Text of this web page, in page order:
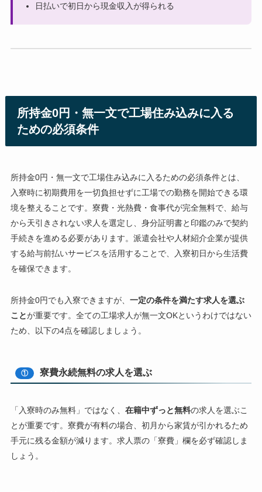
日払いで初日から現金収入が得られる
所持金0円・無一文で工場住み込みに入る
ための必須条件
所持金0円・無一文で工場住み込みに入るための必須条件とは、
入寮時に初期費用を一切負担せずに工場での勤務を開始できる環
境を整えることです。寮費・光熱費・食事代が完全無料で、給与
から天引きされない求人を選定し、身分証明書と印鑑のみで契約
手続きを進める必要があります。派遣会社や人材紹介企業が提供
する給与前払いサービスを活用することで、入寮初日から生活費
を確保できます。
所持金0円でも入寮できますが、 一定の条件を満たす求人を選ぶ
ことが重要です。全ての工場求人が無一文OKというわけではない
ため、以下の4点を確認しましょう。
① 寮費永続無料の求人を選ぶ
「入寮時のみ無料」ではなく、 在籍中ずっと無料の求人を選ぶこ
とが重要です。寮費が有料の場合、初月から家賃が引かれるため
手元に残る金額が減ります。求人票の「寮費」欄を必ず確認しま
しょう。